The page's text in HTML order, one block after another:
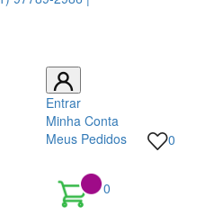
Entrar
Minha Conta
Meus Pedidos
0
0